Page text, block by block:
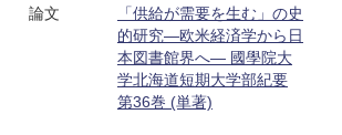
論文
「供給が需要を生む」の史
的研究—欧米経済学から日
本図書館界へ― 國學院大
学北海道短期大学部紀要
第36巻 (単著)